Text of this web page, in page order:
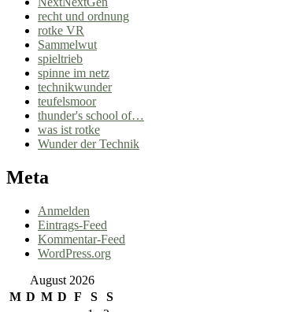
recht und ordnung
rotke VR
Sammelwut
spieltrieb
spinne im netz
technikwunder
teufelsmoor
thunder's school of…
was ist rotke
Wunder der Technik
Meta
Anmelden
Eintrags-Feed
Kommentar-Feed
WordPress.org
August 2026
M D M D F S
S